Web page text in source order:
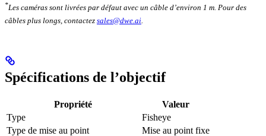
*Les caméras sont livrées par défaut avec un câble d’environ 1 m. Pour des
câbles plus longs, contactez sales@dwe.ai.
Spécifications de l’objectif
Propriété
Valeur
Type
Fisheye
Type de mise au point
Mise au point fixe